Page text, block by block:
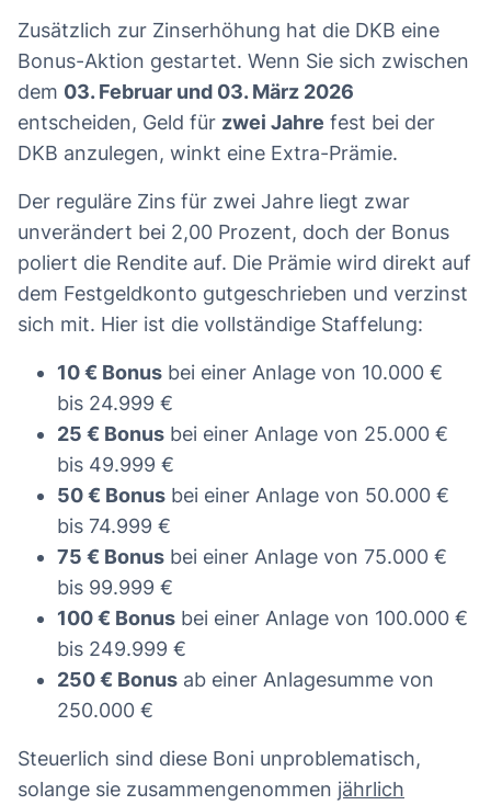
Zusätzlich zur Zinserhöhung hat die DKB eine
Bonus-Aktion gestartet. Wenn Sie sich zwischen
dem 03. Februar und 03. März 2026
entscheiden, Geld für zwei Jahre fest bei der
DKB anzulegen, winkt eine Extra-Prämie.
Der reguläre Zins für zwei Jahre liegt zwar
unverändert bei 2,00 Prozent, doch der Bonus
poliert die Rendite auf. Die Prämie wird direkt auf
dem Festgeldkonto gutgeschrieben und verzinst
sich mit. Hier ist die vollständige Staffelung:
10 € Bonus bei einer Anlage von 10.000 €
bis 24.999 €
25 € Bonus bei einer Anlage von 25.000 €
bis 49.999 €
50 € Bonus bei einer Anlage von 50.000 €
bis 74.999 €
75 € Bonus bei einer Anlage von 75.000 €
bis 99.999 €
100 € Bonus bei einer Anlage von 100.000 €
bis 249.999 €
250 € Bonus ab einer Anlagesumme von
250.000 €
Steuerlich sind diese Boni unproblematisch,
solange sie zusammengenommen jährlich